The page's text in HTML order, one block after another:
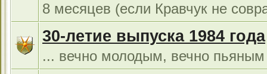
8 месяцев (если Кравчук не
30-летие выпуска 1984 года
... вечно молодым, вечно